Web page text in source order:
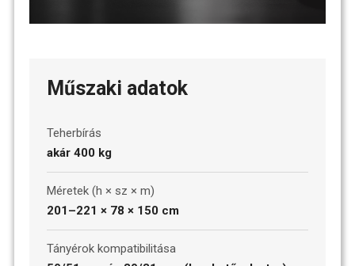
Műszaki adatok
Teherbírás
akár 400 kg
Méretek (h × sz × m)
201–221 × 78 × 150 cm
Tányérok kompatibilitása